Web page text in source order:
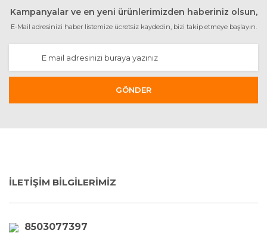
Kampanyalar ve en yeni ürünlerimizden haberiniz olsun,
E-Mail adresinizi haber listemize ücretsiz kaydedin, bizi takip etmeye başlayın.
GÖNDER
İLETİŞİM BİLGİLERİMİZ
8503077397